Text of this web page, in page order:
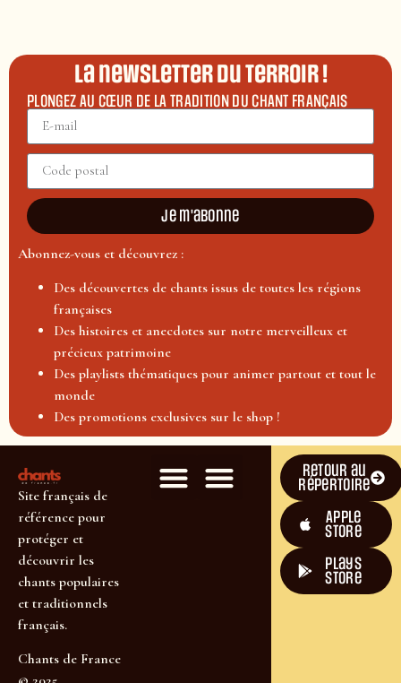
La newsletter du terroir !
PLONGEZ AU CŒUR DE LA TRADITION DU CHANT FRANÇAIS
Je m'abonne
Abonnez-vous et découvrez :
Des découvertes de chants issus de toutes les régions
françaises
Des histoires et anecdotes sur notre merveilleux et
précieux patrimoine
Des playlists thématiques pour animer partout et tout le
monde
Des promotions exclusives sur le shop !
Site français de
référence pour
protéger et
découvrir les
chants populaires
et traditionnels
français.
Chants de France
Retour au
répertoire
Apple
Store
plays
store